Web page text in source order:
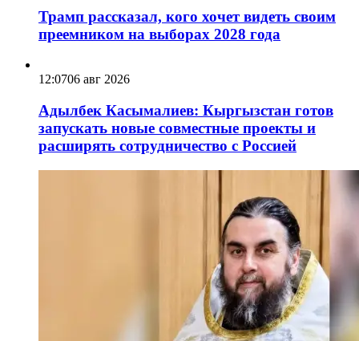
Трамп рассказал, кого хочет видеть своим
преемником на выборах 2028 года
12:0706 авг 2026
Адылбек Касымалиев: Кыргызстан готов
запускать новые совместные проекты и
расширять сотрудничество с Россией